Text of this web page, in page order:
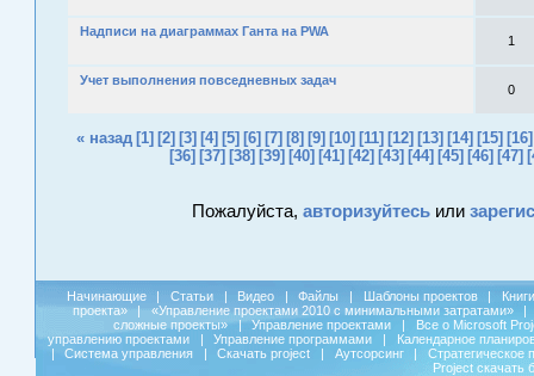
Надписи на диаграммах Ганта на PWA
1
Учет выполнения повседневных задач
0
« назад [1] [2] [3] [4] [5] [6] [7] [8] [9] [10] [11] [12] [13] [14] [15] [16]
[36] [37] [38] [39] [40] [41] [42] [43] [44] [45] [46] [47]
Пожалуйста, авторизуйтесьили
Начинающие | Статьи | Видео | Файлы | Шаблоны проектов |
Книги
проекта»
| «Управление проектами 2010 с минимальными затратами»
|
сложные проекты»
| Управление проектами |
Все о Microsoft
управлению проектами
| Управление программами |
Календарное
|
Система управления | Скачать project | Аутсорсинг |
Стратегическое
Project скачать